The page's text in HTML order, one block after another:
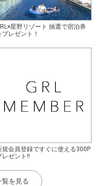
星野リゾート 抽選で宿泊券
プレゼント！
規会員登録ですぐに使える300P
レゼント!!
覧を見る